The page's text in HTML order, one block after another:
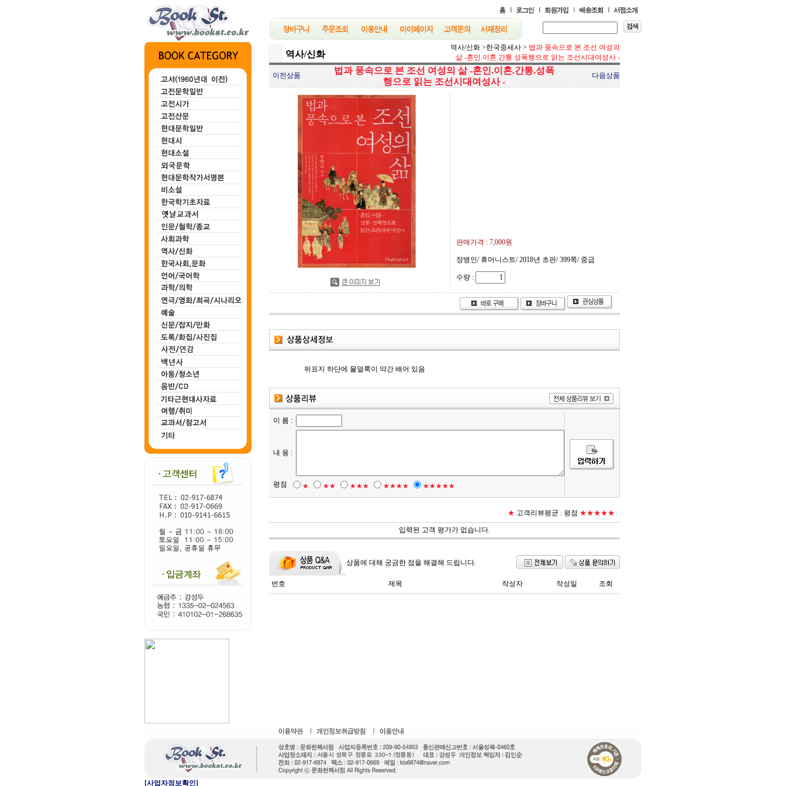
역사/신화
역사/신화 >한국중세사 > 법과 풍속으로 본 조선 여성의
삶 -혼인.이혼.간통.성폭행으로 읽는 조선시대여성사 -
이전상품
법과 풍속으로 본 조선 여성의 삶 -혼인.이혼.간통.성폭
행으로 읽는 조선시대여성사 -
다음상품
판매가격 : 7,000원
장병인/ 휴머니스트/ 2018년 초판/ 399쪽/ 중급
수량 :
뒤표지 하단에 물얼룩이 약간 배어 있음
이 름 :
내 용 :
평점 ★ ★★ ★★★ ★★★★ ★★★★★
★ 고객리뷰평균 : 평점 ★★★★★
입력된 고객 평가가 없습니다.
상품에 대해 궁금한 점을 해결해 드립니다.
번호 제목 작성자 작성일 조회
[사업자정보확인]